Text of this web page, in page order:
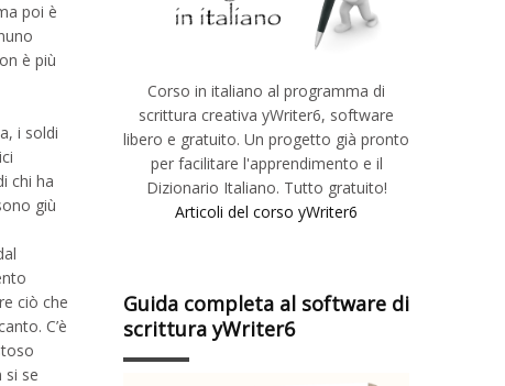
poi è
è più
i soldi
chi ha
giù
ciò che
C’è
si se
Corso in italiano al programma di
scrittura creativa yWriter6, software
libero e gratuito. Un progetto già pronto
per facilitare l'apprendimento e il
Dizionario Italiano. Tutto gratuito!
Articoli del corso yWriter6
Guida completa al software di
scrittura yWriter6